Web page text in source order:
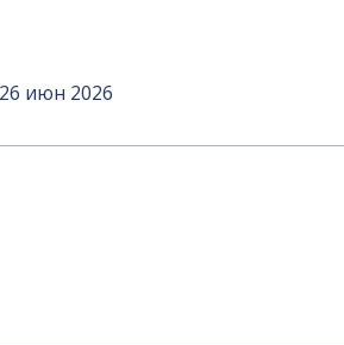
26 июн 2026